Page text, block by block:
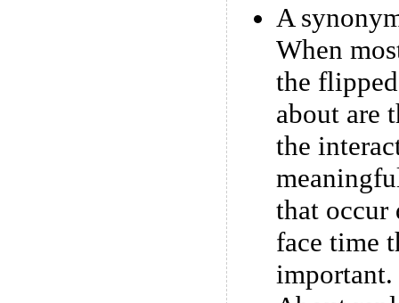
A
When
the
about are
the
that occur
face time
important.